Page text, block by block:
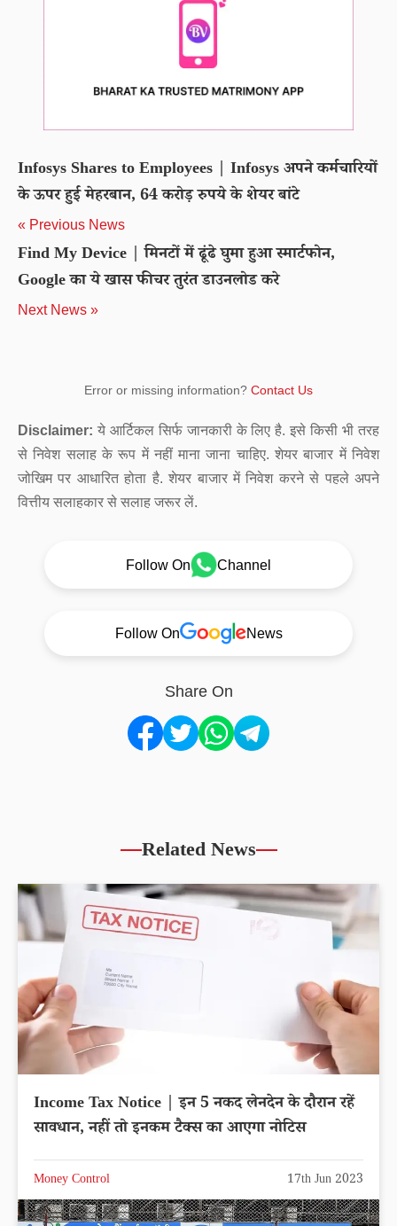
Infosys Shares to Employees | Infosys अपने कर्मचारियों
के ऊपर हुई मेहरबान, 64 करोड़ रुपये के शेयर बांटे
« Previous News
Find My Device | मिनटों में ढूंढे घुमा हुआ स्मार्टफोन,
Google का ये खास फीचर तुरंत डाउनलोड करे
Next News »
Error or missing information? Contact Us
Disclaimer: ये आर्टिकल सिर्फ जानकारी के लिए है. इसे किसी भी तरह
से निवेश सलाह के रूप में नहीं माना जाना चाहिए. शेयर बाजार में निवेश
जोखिम पर आधारित होता है. शेयर बाजार में निवेश करने से पहले अपने
वित्तीय सलाहकार से सलाह जरूर लें.
Follow On Channel
Follow On News
Share On
Related News
Income Tax Notice | इन 5 नकद लेनदेन के दौरान रहें
सावधान, नहीं तो इनकम टैक्स का आएगा नोटिस
Money Control 17th Jun 2023